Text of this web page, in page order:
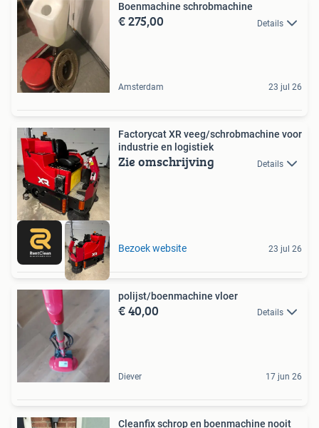
Boenmachine schrobmachine
€ 275,00 Details
Amsterdam 23 jul 26
Factorycat XR veeg/schrobmachine voor
industrie en logistiek
Zie omschrijving Details
Bezoek website 23 jul 26
polijst/boenmachine vloer
€ 40,00 Details
Diever 17 jun 26
Cleanfix schrop en boenmachine nooit